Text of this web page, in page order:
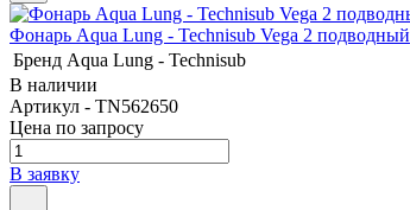
Фонарь Aqua Lung - Technisub Vega 2 подводный
Бренд Aqua Lung - Technisub
В наличии
Артикул - TN562650
Цена по запросу
В заявку